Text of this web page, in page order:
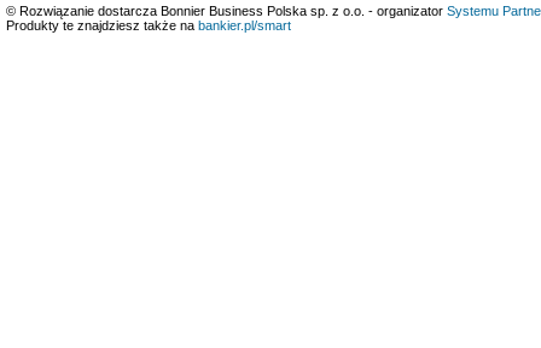
© Rozwiązanie dostarcza Bonnier Business Polska sp. z o.o. - organizator Systemu
Produkty te znajdziesz także na bankier.pl/smart